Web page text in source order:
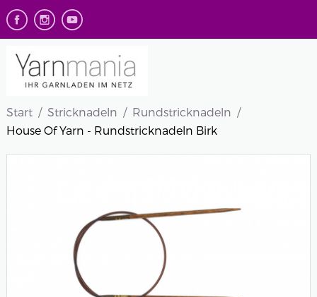
Start Stricknadeln
Rundstricknadeln
House Of Yarn - Rundstricknadeln Birk